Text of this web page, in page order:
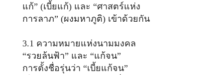
แก้” (เบี้ยแก้) และ “ศาสตร์แห่ง
การลาภ” (ผงมหาภูติ) เข้าด้วยกัน
3.1 ความหมายแห่งนามมงคล
“รวยล้นฟ้า” และ “แก้จน”
การตั้งชื่อรุ่นว่า “เบี้ยแก้จน”